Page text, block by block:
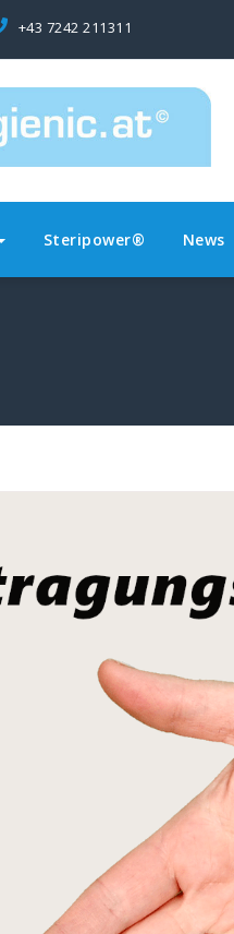
+43 7242 211311
Steripower® News